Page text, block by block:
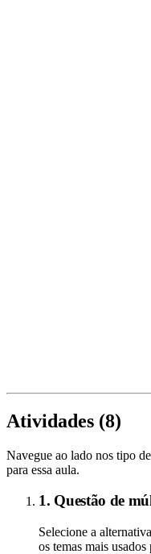
Atividades (8)
Navegue ao lado nos tipo
para essa aula.
1. Questão de
Selecione a
os temas mais usados